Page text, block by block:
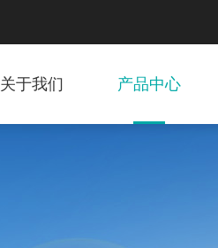
关于我们 产品中心